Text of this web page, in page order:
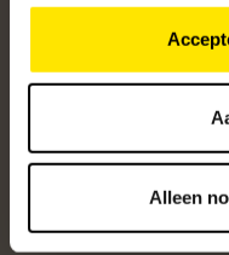
Alleen
Altijd op de hoogte
Ontvang de beste
Aanmelden